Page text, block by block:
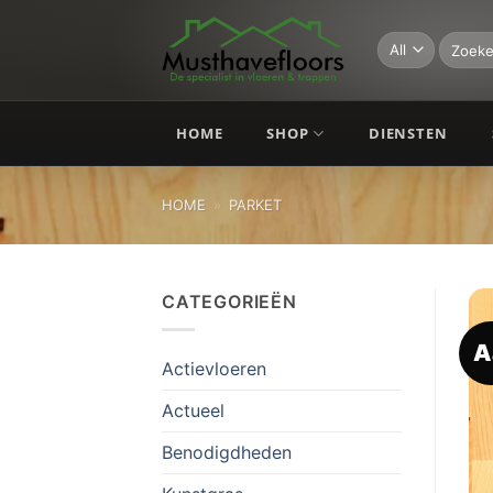
Zoeken
naar:
HOME SHOP DIENSTEN
HOME » PARKET
CATEGORIEËN
Actievloeren
Actueel
Benodigdheden